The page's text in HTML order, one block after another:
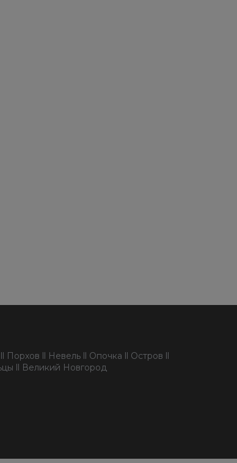
Порхов ll Невель ll Опочка ll Остров ll
ll Великий Новгород